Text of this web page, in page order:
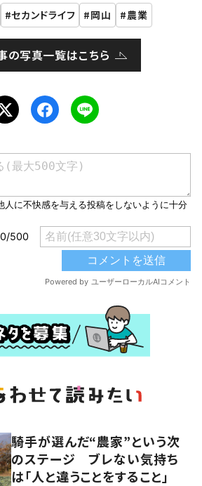
セカンドライフ 岡山 農業
の写真一覧はこちら
騎手が選んだ“農家”という次
のステージ ブレない気持ち
は「人と違うことをすること」